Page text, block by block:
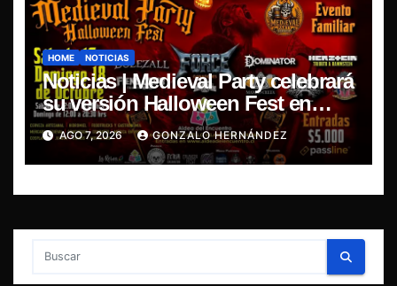
HOME NOTICIAS
Noticias | Medieval Party celebrará
su versión Halloween Fest en
Aldea del Encuentro
AGO 7, 2026 GONZALO HERNÁNDEZ